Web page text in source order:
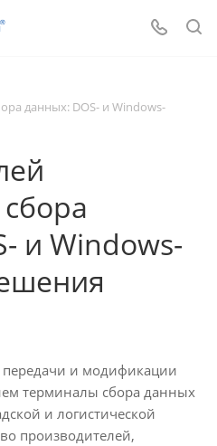
данных: DOS- и Windows-
и Windows-
передачи и модификации
терминалы сбора данных
и логистической
производителей,